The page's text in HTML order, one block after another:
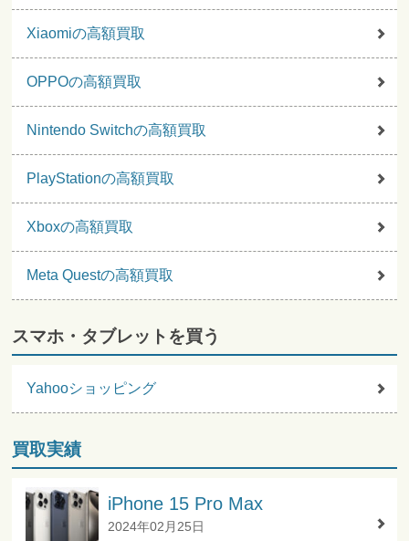
Xiaomiの高額買取
OPPOの高額買取
Nintendo Switchの高額買取
PlayStationの高額買取
Xboxの高額買取
Meta Questの高額買取
スマホ・タブレットを買う
Yahooショッピング
買取実績
iPhone 15 Pro Max
2024年02月25日